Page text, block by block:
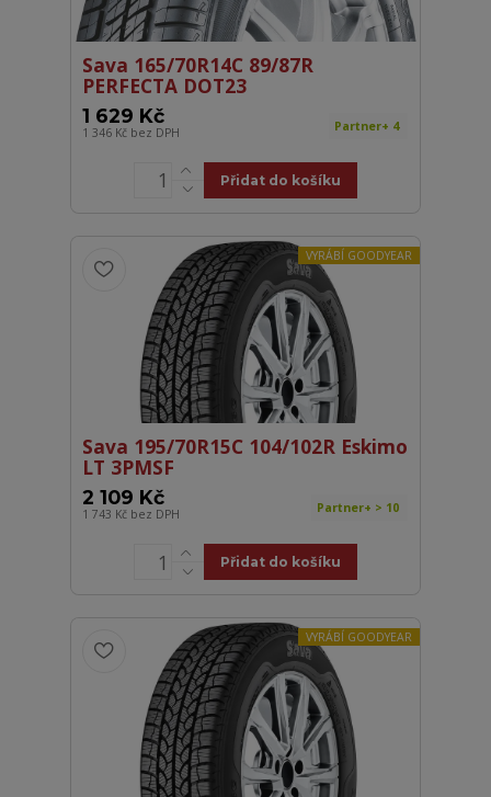
Sava 165/70R14C 89/87R
PERFECTA DOT23
1 629 Kč
1 346 Kč bez DPH Partner+ 4
Přidat do košíku
VYRÁBÍ GOODYEAR
Sava 195/70R15C 104/102R Eskimo
LT 3PMSF
2 109 Kč
1 743 Kč bez DPH Partner+ > 10
Přidat do košíku
VYRÁBÍ GOODYEAR